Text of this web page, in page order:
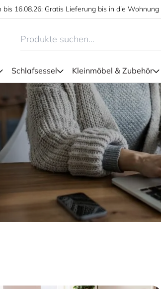
bis 16.08.26: Gratis Lieferung bis in die Wohnung
Schlafsessel Kleinmöbel & Zubehör